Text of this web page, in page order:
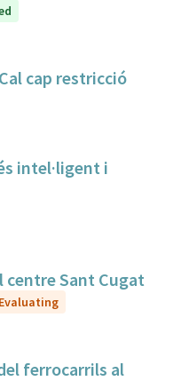
cap restricció
intel·ligent i
centre Sant Cugat
Evaluating
ferrocarrils al